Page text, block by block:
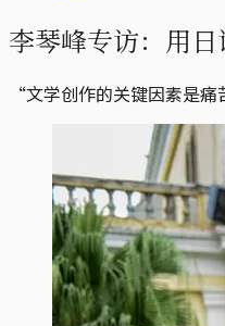
李琴峰专访：用
“文学创作的关键因素是